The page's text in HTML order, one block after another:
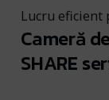
Lucru eficient
Cameră
SHARE